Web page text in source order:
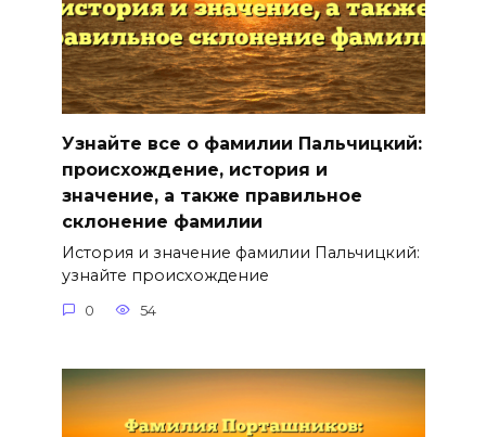
Узнайте все о фамилии Пальчицкий:
происхождение, история и
значение, а также правильное
склонение фамилии
История и значение фамилии Пальчицкий:
узнайте происхождение
0 54